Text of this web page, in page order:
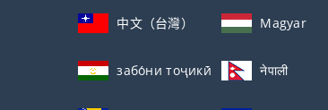
中文（台灣） Magyar
забо́ни тоҷикӣ́ नेपाली